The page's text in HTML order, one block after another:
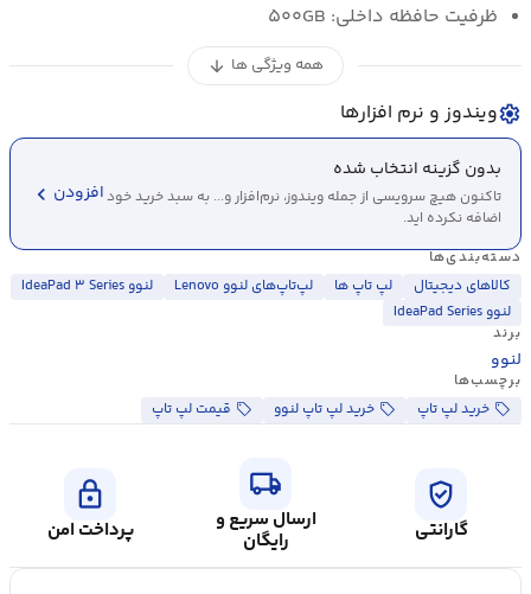
ظرفیت حافظه داخلی: ۵۰۰GB
همه ویژگی ها arrow_downward
ویندوز و نرم افزارهاsettings
بدون گزینه انتخاب شده
تاکنون هیچ سرویسی از جمله ویندوز، نرم‌افزار و... به سبد خرید خود
اضافه نکرده اید.
افزودن chevron_left
دسته‌بندی‌ها
کالاهای دیجیتال
لپ تاپ ها لپ‌تاپ‌های لنوو Lenovo
لنوو IdeaPad ۳ Series
لنوو IdeaPad Series
برند
لنوو
برچسب‌ها
خرید لپ تاپ
خرید لپ تاپ لنوو قیمت لپ تاپ
verified_user
گارانتی
local_shipping
ارسال سریع و
رایگان
lock
پرداخت امن